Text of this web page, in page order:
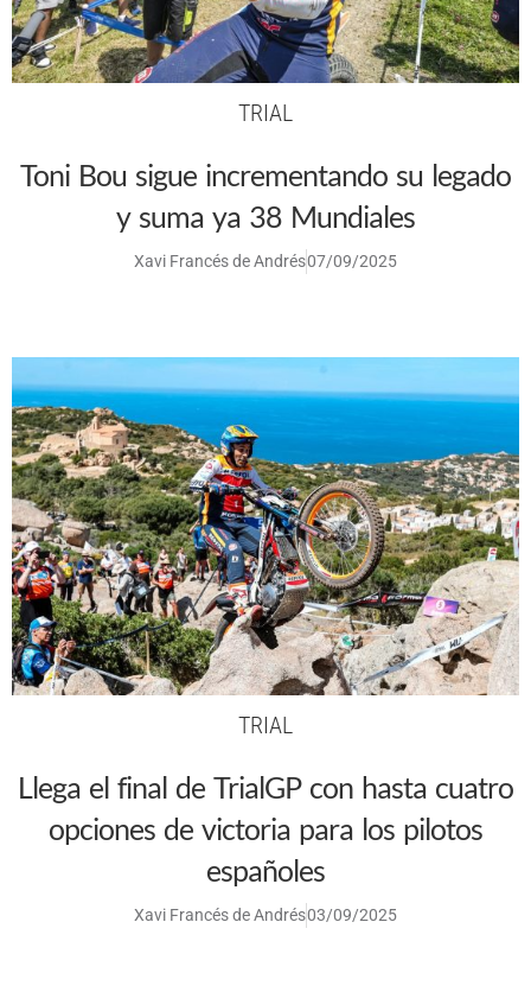
TRIAL
Toni Bou sigue incrementando su legado
y suma ya 38 Mundiales
Xavi Francés de Andrés07/09/2025
TRIAL
Llega el final de TrialGP con hasta cuatro
opciones de victoria para los pilotos
españoles
Xavi Francés de Andrés03/09/2025